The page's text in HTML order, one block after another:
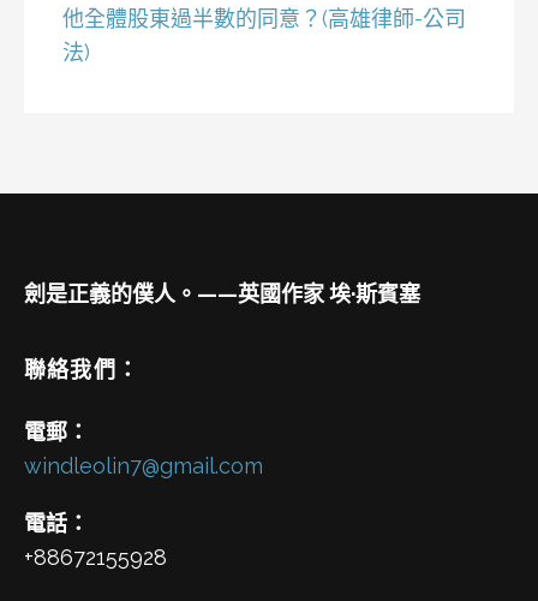
他全體股東過半數的同意？(高雄律師-公司
法)
劍是正義的僕人。——英國作家 埃·斯賓塞
聯絡我們：
電郵：
windleolin7@gmail.com
電話：
+88672155928